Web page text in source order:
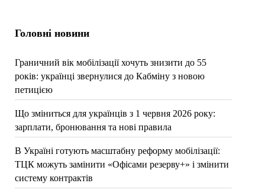
Головні новини
Граничний вік мобілізації хочуть знизити до 55
років: українці звернулися до Кабміну з новою
петицією
Що зміниться для українців з 1 червня 2026 року:
зарплати, бронювання та нові правила
В Україні готують масштабну реформу мобілізації:
ТЦК можуть замінити «Офісами резерву+» і змінити
систему контрактів